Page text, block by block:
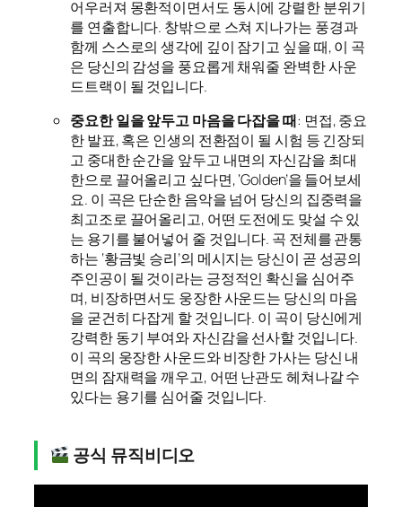
어우러져 몽환적이면서도 동시에 강렬한 분위기
를 연출합니다. 창밖으로 스쳐 지나가는 풍경과
함께 스스로의 생각에 깊이 잠기고 싶을 때, 이 곡
은 당신의 감성을 풍요롭게 채워줄 완벽한 사운
드트랙이 될 것입니다.
중요한 일을 앞두고 마음을 다잡을 때: 면접, 중요
한 발표, 혹은 인생의 전환점이 될 시험 등 긴장되
고 중대한 순간을 앞두고 내면의 자신감을 최대
한으로 끌어올리고 싶다면, ‘Golden’을 들어보세
요. 이 곡은 단순한 음악을 넘어 당신의 집중력을
최고조로 끌어올리고, 어떤 도전에도 맞설 수 있
는 용기를 불어넣어 줄 것입니다. 곡 전체를 관통
하는 ‘황금빛 승리’의 메시지는 당신이 곧 성공의
주인공이 될 것이라는 긍정적인 확신을 심어주
며, 비장하면서도 웅장한 사운드는 당신의 마음
을 굳건히 다잡게 할 것입니다. 이 곡이 당신에게
강력한 동기 부여와 자신감을 선사할 것입니다.
이 곡의 웅장한 사운드와 비장한 가사는 당신 내
면의 잠재력을 깨우고, 어떤 난관도 헤쳐나갈 수
있다는 용기를 심어줄 것입니다.
공식 뮤직비디오